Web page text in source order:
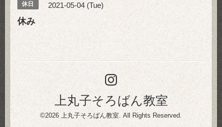
休日 2021-05-04 (Tue)
休み
上丸子そろばん教室
©2026 上丸子そろばん教室 . All Rights Reserved.